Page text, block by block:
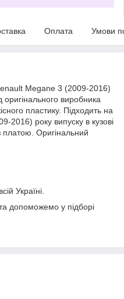
Оплата Умови
Megane 3 (2009-2016)
виробника
пластику. Підходить на
2016) року випуску в кузові
платою. Оригінальний
Україні.
допоможемо у підборі